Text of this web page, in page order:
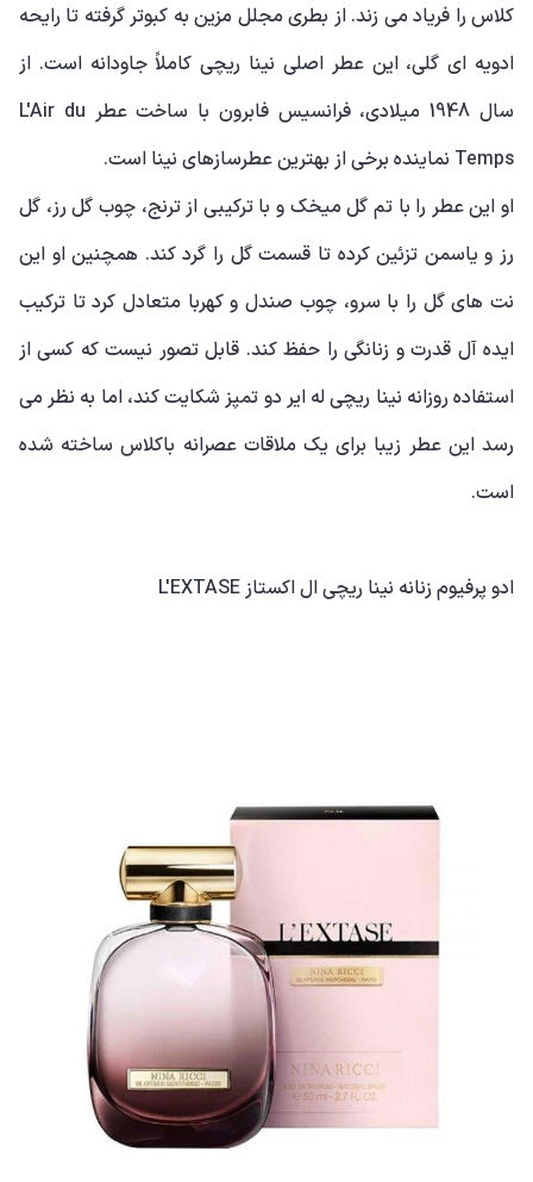
کلاس را فریاد می زند. از بطری مجلل مزین به کبوتر گرفته تا رایحه
ادویه ای گلی، این عطر اصلی نینا ریچی کاملاً جاودانه است. از
سال 1948 میلادی، فرانسیس فابرون با ساخت عطر L'Air du
Temps نماینده برخی از بهترین عطرسازهای نینا است.
او این عطر را با تم گل میخک و با ترکیبی از ترنج، چوب گل رز، گل
رز و یاسمن تزئین کرده تا قسمت گل را گرد کند. همچنین او این
نت های گل را با سرو، چوب صندل و کهربا متعادل کرد تا ترکیب
ایده آل قدرت و زنانگی را حفظ کند. قابل تصور نیست که کسی از
استفاده روزانه نینا ریچی له ایر دو تمپز شکایت کند، اما به نظر می
رسد این عطر زیبا برای یک ملاقات عصرانه باکلاس ساخته شده
است.
ادو پرفیوم زنانه نینا ریچی ال اکستاز L'EXTASE